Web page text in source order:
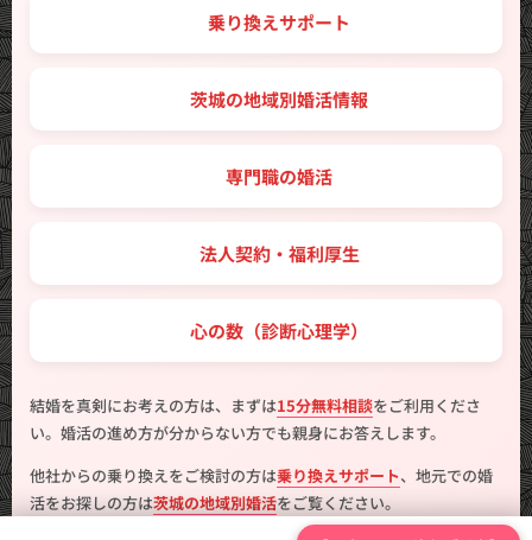
🔑 乗り換えサポート
🗾 茨城の地域別婚活情報
💼 専門職の婚活
🤝 法人契約・福利厚生
💖 心の数（診断心理学）
結婚を真剣にお考えの方は、まずは15分無料相談をご利用くださ
い。婚活の進め方が分からない方でも親身にお答えします。
他社からの乗り換えをご検討の方は乗り換えサポート、地元での婚
活をお探しの方は茨城の地域別婚活をご覧ください。